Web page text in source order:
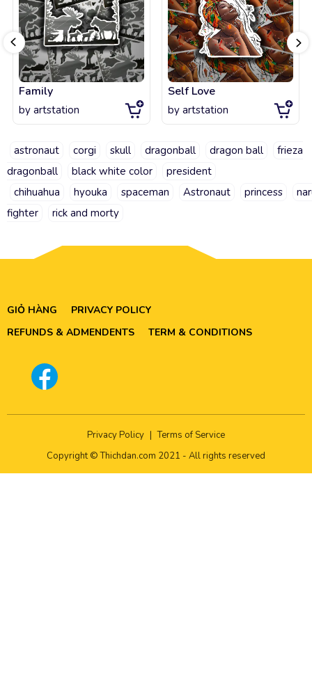
Family
by artstation
Self Love
by artstation
astronaut corgi skull dragonball dragon ball
frieza
dragonball
black white color
president
chihuahua
hyouka spaceman Astronaut princess
fighter
rick and morty
GIỎ HÀNG
PRIVACY POLICY
REFUNDS & ADMENDENTS
TERM & CONDITIONS
Privacy Policy | Terms of Service
Copyright © Thichdan.com 2021 - All rights reserved